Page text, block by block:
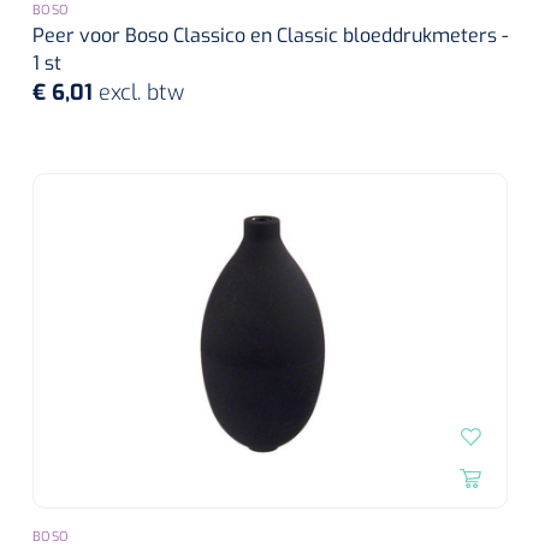
BOSO
Peer voor Boso Classico en Classic bloeddrukmeters -
1 st
€ 6,01 excl. btw
BOSO